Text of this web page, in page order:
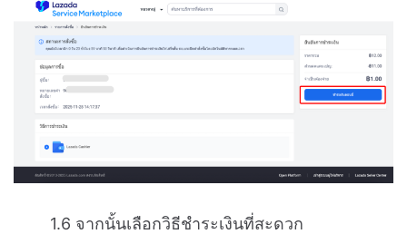
1.6 จากนั้นเลือกวิธีชำระเงินที่สะดวก